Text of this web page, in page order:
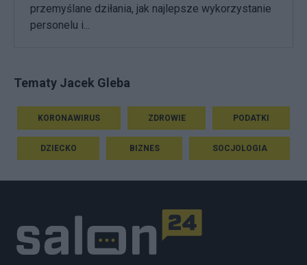
przemyślane dziłania, jak najlepsze wykorzystanie
personelu i...
Tematy Jacek Gleba
KORONAWIRUS ZDROWIE PODATKI
DZIECKO BIZNES SOCJOLOGIA